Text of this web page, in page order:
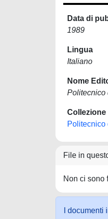
Data di
1989
Lingua
Italiano
Nome
Politecnico
Collezione
Politecnico
File in
Non ci sono
I